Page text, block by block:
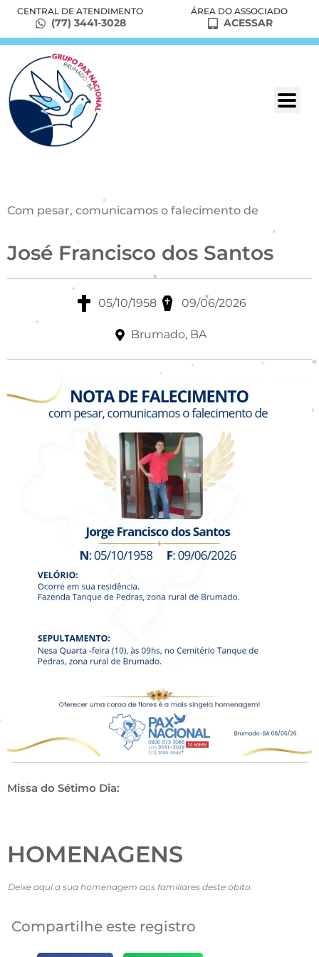
CENTRAL DE ATENDIMENTO
(77) 3441-3028
ÁREA DO ASSOCIADO
ACESSAR
Com pesar, comunicamos o falecimento de
José Francisco dos Santos
05/10/1958 09/06/2026
Brumado, BA
Missa do Sétimo Dia:
HOMENAGENS
Deixe aqui a sua homenagem aos familiares deste óbito.
Compartilhe este registro